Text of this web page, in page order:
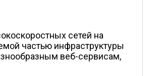
сетей на
частью инфраструктуры
веб-сервисам,